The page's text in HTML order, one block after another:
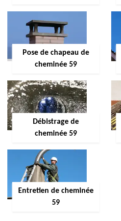
Pose de chapeau de
cheminée 59
Débistrage de
cheminée 59
Entretien de cheminée
59